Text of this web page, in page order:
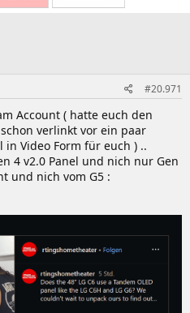
#20.971
Account ( hatte euch den
schon verlinkt vor ein paar
Video Form für euch ) ..
4 v2.0 Panel und nich nur Gen
und nich vom G5 :